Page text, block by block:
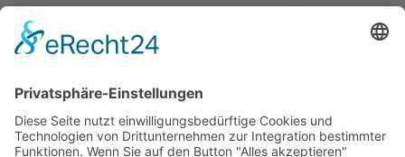
Die in der Befragung erhobenen Daten werden
ausschließlich für die Forschungsarbeit verwendet